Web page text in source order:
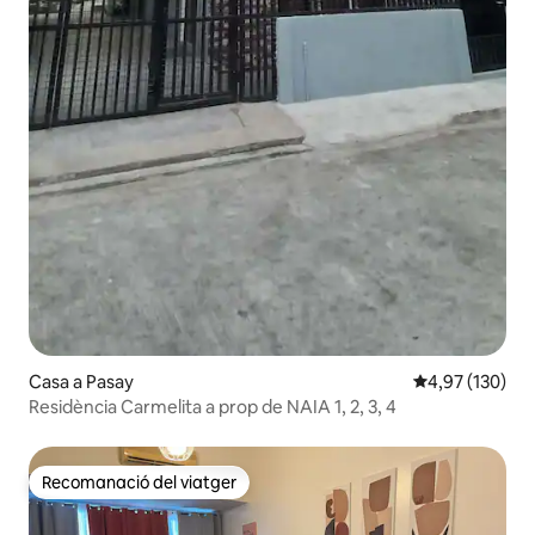
Casa a Pasay 4,97 de
4,97 (130)
Residència Carmelita a prop de NAIA 1, 2, 3, 4
Recomanació del viatger
Recomanació del viatger